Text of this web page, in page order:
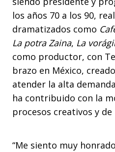
los años 70 a los 90,
dramatizados como
La potra Zaina, La
como productor, con
brazo en México,
atender la alta
ha contribuido con la
procesos creativos y
“Me siento muy